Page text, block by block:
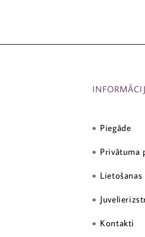
Piegāde
Privātuma
Kontakti